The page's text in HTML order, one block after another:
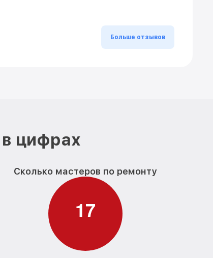
Больше отзывов
цифрах
Сколько мастеров по ремонту
17